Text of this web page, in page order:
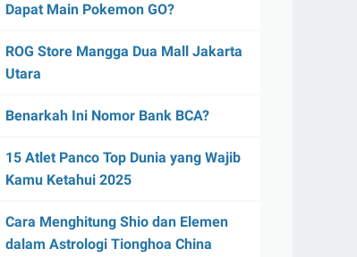
Dapat Main Pokemon GO?
ROG Store Mangga Dua Mall Jakarta
Utara
Benarkah Ini Nomor Bank BCA?
15 Atlet Panco Top Dunia yang Wajib
Kamu Ketahui 2025
Cara Menghitung Shio dan Elemen
dalam Astrologi Tionghoa China